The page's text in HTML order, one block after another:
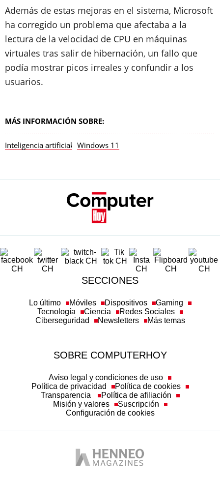
Además de estas mejoras en el sistema, Microsoft
ha corregido un problema que afectaba a la
lectura de la velocidad de CPU en máquinas
virtuales tras salir de hibernación, un fallo que
podía mostrar picos irreales y confundir a los
usuarios.
MÁS INFORMACIÓN SOBRE:
Inteligencia artificial Windows 11
SECCIONES
Lo último Móviles Dispositivos
Gaming
Tecnología
Ciencia
Redes Sociales
Ciberseguridad
Newsletters Más temas
SOBRE COMPUTERHOY
Aviso legal y condiciones de uso
Política de privacidad
Política de cookies
Transparencia
Política de afiliación
Misión y valores
Suscripción
Configuración de cookies